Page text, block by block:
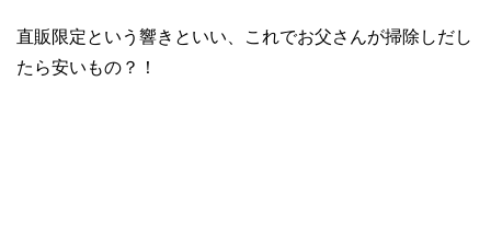
直販限定という響きといい、これでお父さんが掃除しだし
たら安いもの？！